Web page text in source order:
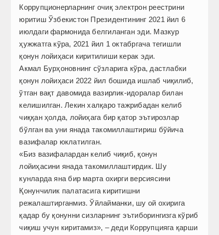
Коррупционерларнинг очиқ электрон реестрини
юритиш Ўзбекистон Президентининг 2021 йил 6
июлдаги фармонида белгиланган эди. Мазкур
ҳужжатга кўра, 2021 йил 1 октабргача тегишли
қонун лойиҳаси киритилиши керак эди.
Акмал Бурҳоновнинг сўзларига кўра, дастлабки
қонун лойиҳаси 2022 йил бошида ишлаб чиқилиб,
ўтган вақт давомида вазирлик-идоралар билан
келишилган. Лекин халқаро тажрибадан келиб
чиққан ҳолда, лойиҳага бир қатор эътирозлар
бўлган ва уни янада такомиллаштириш бўйича
вазифалар юклатилган.
«Биз вазифалардан келиб чиқиб, қонун
лойиҳасини янада такомиллаштирдик. Шу
кунларда яна бир марта охирги версиясини
Қонунчилик палатасига киритишни
режалаштирганмиз. Ўйлайманки, шу ой охирига
қадар бу қонунни сизларнинг эътиборингизга кўриб
чиқиш учун киритамиз», – деди Коррупцияга қарши